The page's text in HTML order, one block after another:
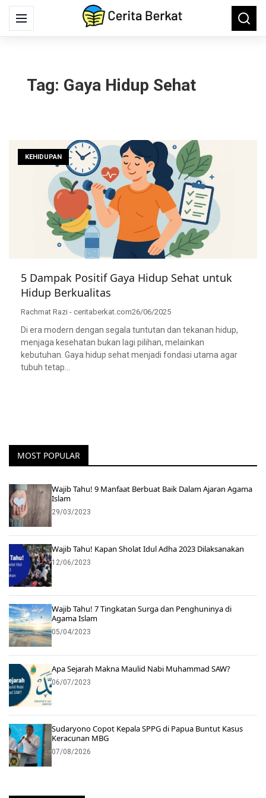
Menu
Search
for:
Tag: Gaya Hidup Sehat
KEHIDUPAN
5 Dampak Positif Gaya Hidup Sehat untuk
Hidup Berkualitas
Rachmat Razi - ceritaberkat.com26/06/2025
Di era modern dengan segala tuntutan dan tekanan hidup,
menjaga kesehatan bukan lagi pilihan, melainkan
kebutuhan. Gaya hidup sehat menjadi fondasi utama agar
tubuh tetap…
MOST POPULAR
Wajib Tahu! 9 Manfaat Berbuat Baik Dalam Ajaran Agama
Islam
29/03/2023
Wajib Tahu! Kapan Sholat Idul Adha 2023 Dilaksanakan
12/06/2023
Wajib Tahu! 7 Tingkatan Surga dan Penghuninya di
Agama Islam
05/04/2023
Apa Sejarah Makna Maulid Nabi Muhammad SAW?
06/07/2023
Sudaryono Copot Kepala SPPG di Papua Buntut Kasus
Keracunan MBG
07/08/2026